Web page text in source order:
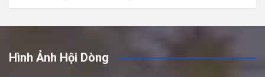
Hình Ảnh Hội Dòng